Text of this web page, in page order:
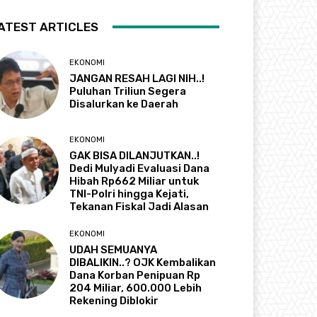
ARTICLES
EKONOMI
JANGAN RESAH LAGI NIH..!
Puluhan Triliun Segera
Disalurkan ke Daerah
EKONOMI
GAK BISA DILANJUTKAN..!
Dedi Mulyadi Evaluasi Dana
Hibah Rp662 Miliar untuk
TNI-Polri hingga Kejati,
Tekanan Fiskal Jadi Alasan
EKONOMI
UDAH SEMUANYA
DIBALIKIN..? OJK Kembalikan
Dana Korban Penipuan Rp
204 Miliar, 600.000 Lebih
Rekening Diblokir